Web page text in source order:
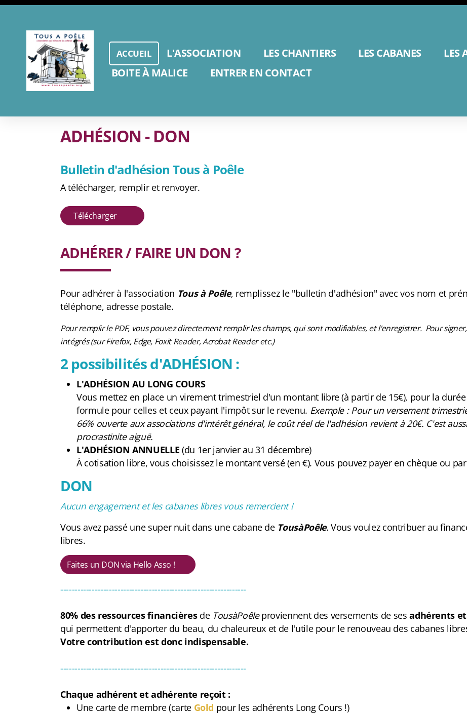
ACCUEIL L'ASSOCIATION LES CHANTIERS LES CABANES
LES
BOITE À MALICE
ENTRER EN CONTACT
ADHÉSION - DON
Bulletin d'adhésion Tous à Poêle
A télécharger, remplir et renvoyer.
Télécharger
ADHÉRER / FAIRE UN DON ?
Pour adhérer à l'association Tous à Poêle, remplissez le "bulletin d'adhésion" avec vos nom et
téléphone, adresse postale.
Pour remplir le PDF, vous pouvez directement remplir les champs, qui sont modifiables, et l'enregistrer. Pour
intégrés (sur Firefox, Edge, Foxit Reader, Acrobat Reader etc.)
2 possibilités d'ADHÉSION :
L'ADHÉSION AU LONG COURS
Vous mettez en place un virement trimestriel d'un montant libre (à partir de 15€), pour la
formule pour celles et ceux payant l'impôt sur le revenu. Exemple : Pour un versement
66% ouverte aux associations d'intérêt général, le coût réel de l'adhésion revient à 20€. C'est
procrastinite aiguë.
L'ADHÉSION ANNUELLE (du 1er janvier au 31 décembre)
À cotisation libre, vous choisissez le montant versé (en €). Vous pouvez payer en chèque ou
DON
Aucun engagement et les cabanes libres vous remercient !
Vous avez passé une super nuit dans une cabane de TousàPoêle. Vous voulez contribuer au
libres.
Faites un DON via Hello Asso !
-----------------------------------------------------------------
80% des ressources financièresde TousàPoêleproviennent des versements de sesadhérents
qui permettent d'apporter du beau, du chaleureux et de l'utile pour le renouveau des cabanes
Votre contribution est donc indispensable.
-----------------------------------------------------------------
Chaque adhérent et adhérente reçoit :
Une carte de membre (carte Gold pour les adhérents Long Cours !)